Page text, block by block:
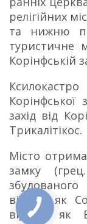
релігійних
та нижню
туристичне
Корінфській
захід від
Трикалітікос.
Місто
замку
відоме як
відоме як